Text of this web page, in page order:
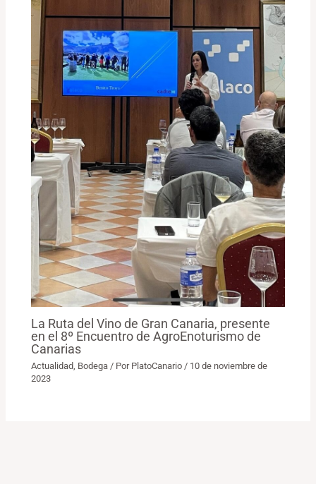
La Ruta del Vino de Gran Canaria, presente
en el 8º Encuentro de AgroEnoturismo de
Canarias
Actualidad, Bodega / Por PlatoCanario/ 10 de noviembre de
2023